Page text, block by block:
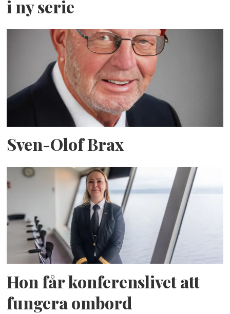
i ny serie
Sven-Olof Brax
Hon får konferenslivet att
fungera ombord